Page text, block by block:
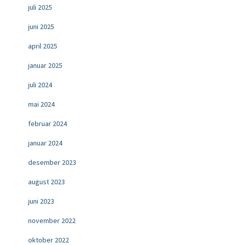
juli 2025
juni 2025
april 2025
januar 2025
juli 2024
mai 2024
februar 2024
januar 2024
desember 2023
august 2023
juni 2023
november 2022
oktober 2022